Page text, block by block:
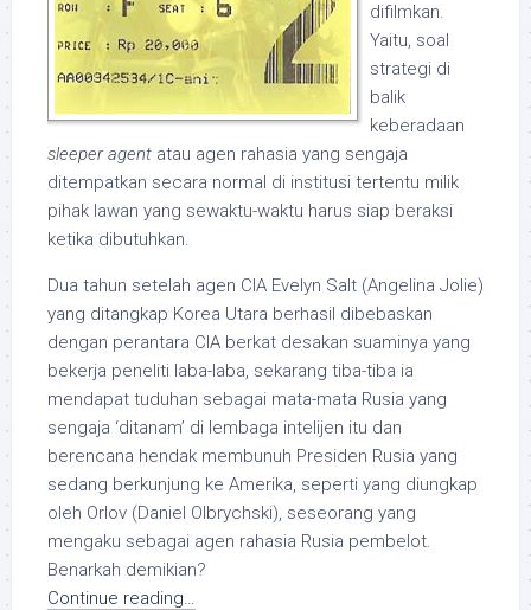
difilmkan.
Yaitu, soal
strategi di
balik
keberadaan
sleeper agent atau agen rahasia yang sengaja
ditempatkan secara normal di institusi tertentu milik
pihak lawan yang sewaktu-waktu harus siap beraksi
ketika dibutuhkan.
Dua tahun setelah agen CIA Evelyn Salt (Angelina Jolie)
yang ditangkap Korea Utara berhasil dibebaskan
dengan perantara CIA berkat desakan suaminya yang
bekerja peneliti laba-laba, sekarang tiba-tiba ia
mendapat tuduhan sebagai mata-mata Rusia yang
sengaja ‘ditanam’ di lembaga intelijen itu dan
berencana hendak membunuh Presiden Rusia yang
sedang berkunjung ke Amerika, seperti yang diungkap
oleh Orlov (Daniel Olbrychski), seseorang yang
mengaku sebagai agen rahasia Rusia pembelot.
Benarkah demikian?
Continue reading…